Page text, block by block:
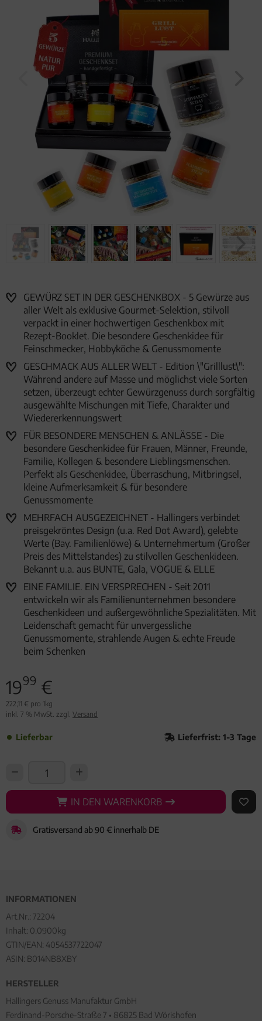
GEWÜRZ SET IN DER GESCHENKBOX - 5 Gewürze aus
aller Welt als exklusive Gourmet-Selektion, stilvoll
verpackt in einer hochwertigen Geschenkbox mit
Rezept-Booklet. Die besondere Geschenkidee für
Feinschmecker, Hobbyköche & Genussmomente
GESCHMACK AUS ALLER WELT - Edition \"Grilllust\":
Während andere auf Masse und möglichst viele Sorten
setzen, überzeugt echter Gewürzgenuss durch sorgfältig
ausgewählte Mischungen mit Tiefe, Charakter und
Wiedererkennungswert
FÜR BESONDERE MENSCHEN & ANLÄSSE - Die
besondere Geschenkidee für Frauen, Männer, Freunde,
Familie, Kollegen & besondere Lieblingsmenschen.
Perfekt als Geschenkidee, Überraschung, Mitbringsel,
kleine Aufmerksamkeit & für besondere
Genussmomente
MEHRFACH AUSGEZEICHNET - Hallingers verbindet
preisgekröntes Design (u.a. Red Dot Award), gelebte
Werte (Bay. Familienlöwe) & Unternehmertum (Großer
Preis des Mittelstandes) zu stilvollen Geschenkideen.
Bekannt u.a. aus BUNTE, Gala, VOGUE & ELLE
EINE FAMILIE. EIN VERSPRECHEN - Seit 2011
entwickeln wir als Familienunternehmen besondere
Geschenkideen und außergewöhnliche Spezialitäten. Mit
Leidenschaft gemacht für unvergessliche
Genussmomente, strahlende Augen & echte Freude
beim Schenken
1999 €
222,11 € pro 1kg
inkl. 7 % MwSt. zzgl. Versand
Lieferbar Lieferfrist: 1-3 Tage
IN DEN WARENKORB
IN DEN WARENKORB AUF
Gratisversand ab 90 € innerhalb DE
INFORMATIONEN
Art.Nr.: 72204
Inhalt: 0.0900kg
GTIN/EAN: 4054537722047
ASIN: B014NB8XBY
HERSTELLER
Hallingers Genuss Manufaktur GmbH
Ferdinand-Porsche-Straße 7 • 86825 Bad Wörishofen
Geburtstag